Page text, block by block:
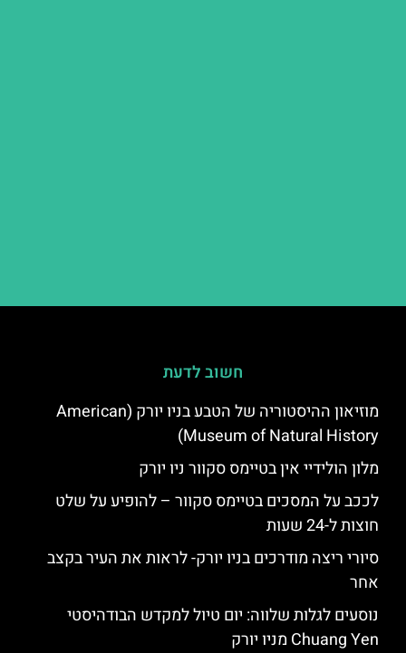
חשוב לדעת
מוזיאון ההיסטוריה של הטבע בניו יורק (American
Museum of Natural History)
מלון הולידיי אין בטיימס סקוור ניו יורק
לככב על המסכים בטיימס סקוור – להופיע על שלט
חוצות ל-24 שעות
סיורי ריצה מודרכים בניו יורק- לראות את העיר בקצב
אחר
נוסעים לגלות שלווה: יום טיול למקדש הבודהיסטי
Chuang Yen מניו יורק